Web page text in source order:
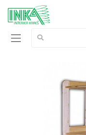
Vyhledávání: